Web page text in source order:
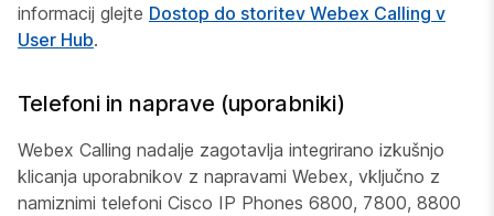
informacij glejte Dostop do storitev Webex Calling v
User Hub.
Telefoni in naprave (uporabniki)
Webex Calling nadalje zagotavlja integrirano izkušnjo
klicanja uporabnikov z napravami Webex, vključno z
namiznimi telefoni Cisco IP Phones 6800, 7800, 8800